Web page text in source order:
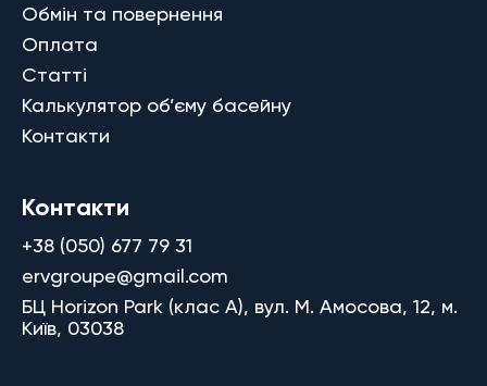
Обмін та повернення
Оплата
Статті
Калькулятор об’єму басейну
Контакти
Контакти
+38 (050) 677 79 31
ervgroupe@gmail.com
БЦ Horizon Park (клас A), вул. М. Амосова, 12, м.
Київ, 03038